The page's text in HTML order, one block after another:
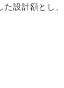
計額とし